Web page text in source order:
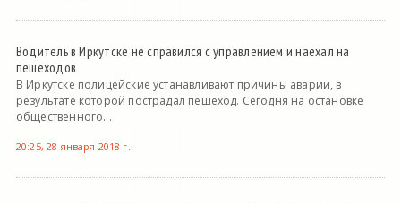
Водитель в Иркутске не справился с управлением и наехал на
пешеходов
В Иркутске полицейские устанавливают причины аварии, в
результате которой пострадал пешеход. Сегодня на остановке
общественного...
20:25, 28 января 2018 г.